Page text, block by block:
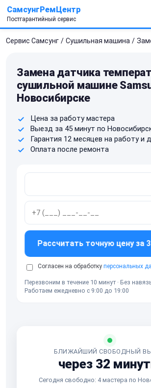
СамсунгРемЦентр
Постгарантийный сервис
Сервис Самсунг / Сушильная машина /
Замена датчика
сушильной машине
Новосибирске
Цена за работу мастера
Выезд за 45 минут по
Гарантия 12 месяцев на работу и
Оплата после ремонта
Рассчитать точную цену за
Согласен на обработку персональных
Перезвоним в течение 10 минут · Без
Работаем ежедневно с 9:00 до 19:00
БЛИЖАЙШИЙ СВОБОДНЫЙ
через 32
Сегодня свободно: 4 мастера по